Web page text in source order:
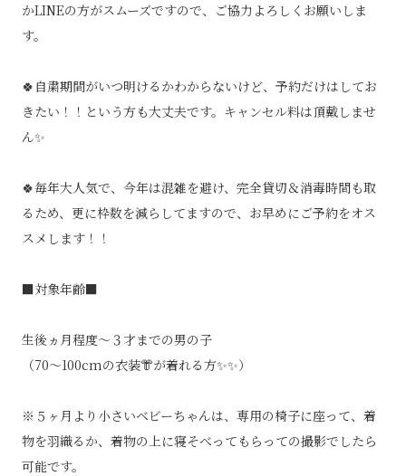
かLINEの方がスムーズですので、ご協力よろしくお願いしま
す。
🍀自粛期間がいつ明けるかわからないけど、予約だけはしてお
きたい！！という方も大丈夫です。キャンセル料は頂戴しませ
ん✨
🍀毎年大人気で、今年は混雑を避け、完全貸切＆消毒時間も取
るため、更に枠数を減らしてますので、お早めにご予約をオス
スメします！！
■対象年齢■
生後ヵ月程度～３才までの男の子
（70～100cmの衣装👘が着れる方✨✨）
※５ヶ月より小さいベビーちゃんは、専用の椅子に座って、着
物を羽織るか、着物の上に寝そべってもらっての撮影でしたら
可能です。